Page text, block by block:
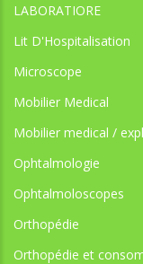
LABORATIORE
Lit D'Hospitalisation
Microscope
Mobilier Medical
Mobilier medical /
Ophtalmologie
Ophtalmoloscopes
Orthopédie
Orthopédie et